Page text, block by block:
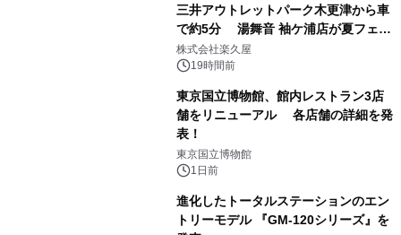
三井アウトレットパーク木更津から車
で約5分 湯舞音 袖ケ浦店が夏フェア
メニューを提供
株式会社楽久屋
19時間前
東京国立博物館、館内レストラン3店
舗をリニューアル 各店舗の詳細を発
表！
東京国立博物館
1日前
進化したトータルステーションのエン
トリーモデル 『GM-120シリーズ』を